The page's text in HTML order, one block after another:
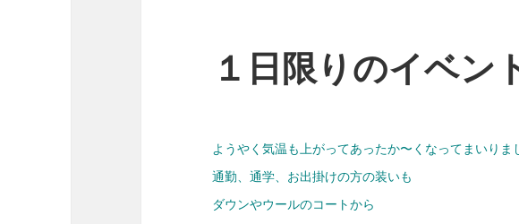
１日限りのイベ
ようやく気温も上がってあったか〜くなってまいりま
通勤、通学、お出掛けの方の装いも
ダウンやウールのコートから